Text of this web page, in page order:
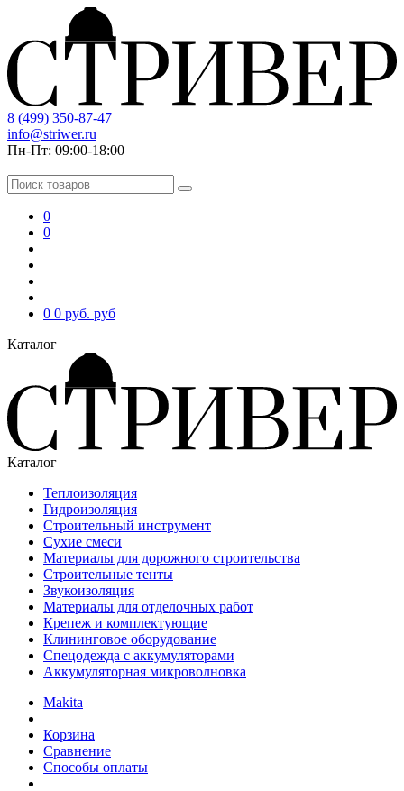
8 (499) 350-87-47
info@striwer.ru
Пн-Пт: 09:00-18:00
0
0
0 0 руб. руб
Каталог
Каталог
Теплоизоляция
Гидроизоляция
Строительный инструмент
Сухие смеси
Материалы для дорожного строительства
Строительные тенты
Звукоизоляция
Материалы для отделочных работ
Крепеж и комплектующие
Клининговое оборудование
Спецодежда с аккумуляторами
Аккумуляторная микроволновка
Makita
Корзина
Сравнение
Способы оплаты